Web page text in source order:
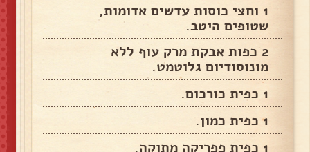
1 וחצי כוסות עדשים אדומות,
שטופים היטב.
2 כפות אבקת מרק עוף ללא
מונוסודיום גלוטמט.
1 כפית כורכום.
1 כפית כמון.
1 כפית פפריקה מתוקה.